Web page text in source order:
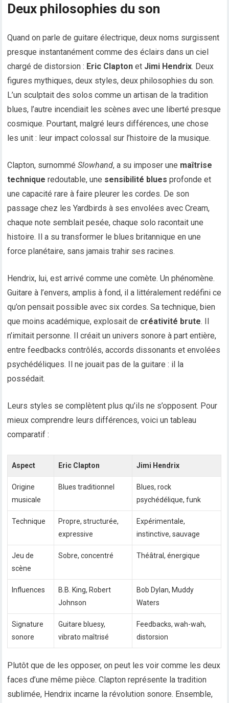
Deux philosophies du son
Quand on parle de guitare électrique, deux noms surgissent
presque instantanément comme des éclairs dans un ciel
chargé de distorsion : Eric Clapton et Jimi Hendrix. Deux
figures mythiques, deux styles, deux philosophies du son.
L’un sculptait des solos comme un artisan de la tradition
blues, l’autre incendiait les scènes avec une liberté presque
cosmique. Pourtant, malgré leurs différences, une chose
les unit : leur impact colossal sur l’histoire de la musique.
Clapton, surnomméSlowhand, a su imposer une maîtrise
technique redoutable, une sensibilité blues profonde et
une capacité rare à faire pleurer les cordes. De son
passage chez les Yardbirds à ses envolées avec Cream,
chaque note semblait pesée, chaque solo racontait une
histoire. Il a su transformer le blues britannique en une
force planétaire, sans jamais trahir ses racines.
Hendrix, lui, est arrivé comme une comète. Un phénomène.
Guitare à l’envers, amplis à fond, il a littéralement redéfini ce
qu’on pensait possible avec six cordes. Sa technique, bien
que moins académique, explosait de créativité brute. Il
n’imitait personne. Il créait un univers sonore à part entière,
entre feedbacks contrôlés, accords dissonants et envolées
psychédéliques. Il ne jouait pas de la guitare : il la
possédait.
Leurs styles se complètent plus qu’ils ne s’opposent. Pour
mieux comprendre leurs différences, voici un tableau
comparatif :
Aspect Eric Clapton Jimi Hendrix
Origine
musicale
Blues traditionnel
Blues, rock
psychédélique, funk
Technique
Propre, structurée,
expressive
Expérimentale,
instinctive, sauvage
Jeu de
scène
Sobre, concentré Théâtral, énergique
Influences
B.B. King, Robert
Johnson
Bob Dylan, Muddy
Waters
Signature
sonore
Guitare bluesy,
vibrato maîtrisé
Feedbacks, wah-wah,
distorsion
Plutôt que de les opposer, on peut les voir comme les deux
faces d’une même pièce. Clapton représente la tradition
sublimée, Hendrix incarne la révolution sonore. Ensemble,